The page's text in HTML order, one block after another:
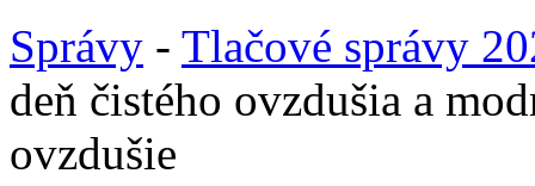
Správy - Tlačové správy
deň čistého ovzdušia a
ovzdušie